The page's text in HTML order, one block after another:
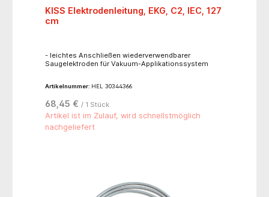
KISS Elektrodenleitung, EKG, C2, IEC, 127
cm
- leichtes Anschließen wiederverwendbarer
Saugelektroden für Vakuum-Applikationssystem
Artikelnummer: HEL 30344366
68,45 € / 1 Stück
Artikel ist im Zulauf, wird schnellstmöglich
nachgeliefert